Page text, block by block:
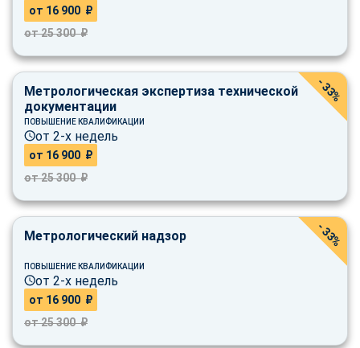
от 16 900 ₽
от 25 300 ₽
Метрологическая экспертиза технической
документации
ПОВЫШЕНИЕ КВАЛИФИКАЦИИ
от 2-х недель
от 16 900 ₽
от 25 300 ₽
- 33%
Метрологический надзор
ПОВЫШЕНИЕ КВАЛИФИКАЦИИ
от 2-х недель
от 16 900 ₽
от 25 300 ₽
- 33%